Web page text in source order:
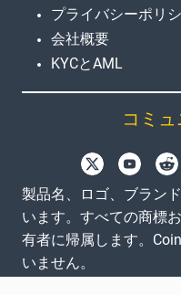
プライバシーポリ
会社概要
KYCとAML
コミ
製品名、ロゴ、ブラン
います。すべての商標
有者に帰属します。
いません。